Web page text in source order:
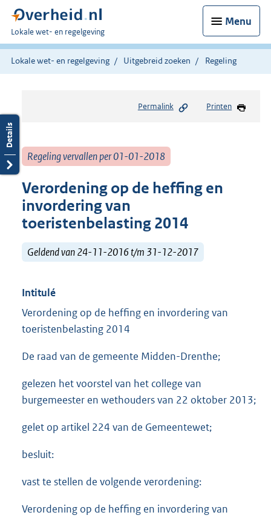
Menu
U
bent
hier:
Lokale wet- en regelgeving
Lokale wet- en regelgeving Uitgebreid zoeken Regeling
Permalink Printen
Regeling vervallen per 01-01-2018
Verordening op de heffing en
invordering van
toeristenbelasting 2014
Geldend van 24-11-2016 t/m 31-12-2017
Intitulé
Verordening op de heffing en invordering van
toeristenbelasting 2014
De raad van de gemeente Midden-Drenthe;
gelezen het voorstel van het college van
burgemeester en wethouders van 22 oktober 2013;
gelet op artikel 224 van de Gemeentewet;
besluit:
vast te stellen de volgende verordening:
Verordening op de heffing en invordering van